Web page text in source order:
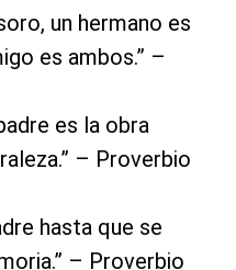
un hermano es
es ambos.” –
es la obra
– Proverbio
hasta que se
– Proverbio